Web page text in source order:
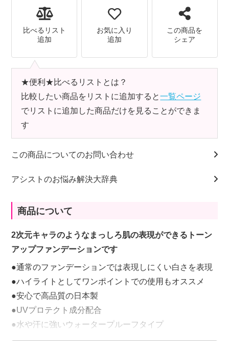
比べるリスト
追加
お気に入り
追加
この商品を
シェア
★便利★比べるリストとは？
比較したい商品をリストに追加すると一覧ページ
でリストに追加した商品だけを見ることができま
す
この商品についてのお問い合わせ
アシストのお悩み解決大辞典
商品について
2次元キャラのようなまっしろ肌の表現ができるトーン
アップファンデーションです
●通常のファンデーションでは表現しにくい白さを表現
●ハイライトとしてワンポイントでの使用もオススメ
●安心で高品質の日本製
●UVプロテクト成分配合
●水や汗に強いウォータープルーフタイプ
●マシュマロのような軽いつけ心地